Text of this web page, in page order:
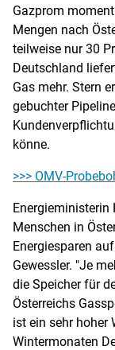
Gazprom
Mengen nach
teilweise nur 30
Deutschland
Gas mehr. Stern
gebuchter
könne.
>>> OMV-
Energieministerin
Menschen in
Energiesparen
Gewessler. "Je
die Speicher für
Österreichs
ist ein sehr hoher
Wintermonaten